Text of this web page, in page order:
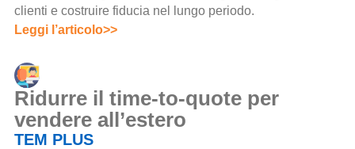
clienti e costruire fiducia nel lungo periodo.
Leggi l’articolo>>
Ridurre il time-to-quote per
vendere all’estero
TEM PLUS